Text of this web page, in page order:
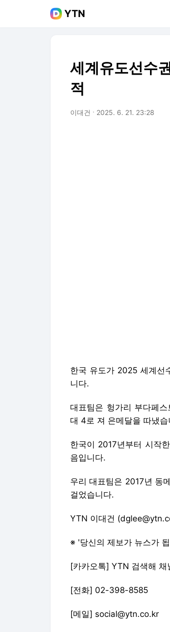
YTN
세계유도선수
적
이대건 2025. 6. 21. 23:28
한국 유도가 2025 세계선
니다.
대표팀은 헝가리 부다페
대 4로 져 은메달을 따냈습
한국이 2017년부터 시작
음입니다.
우리 대표팀은 2017년 동
걸었습니다.
YTN 이대건
※ '당신의 제보가 뉴스가
[카카오톡] YTN 검색해 채
[전화] 02-398-8585
[메일] social@ytn.co.kr